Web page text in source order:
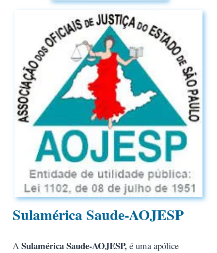
Sulamérica Saude-AOJESP
A Sulamérica Saude-AOJESP, é uma apólice